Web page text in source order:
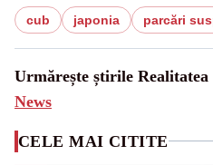
cub japonia parcări
Urmărește știrile Realitatea
News
CELE MAI CITITE